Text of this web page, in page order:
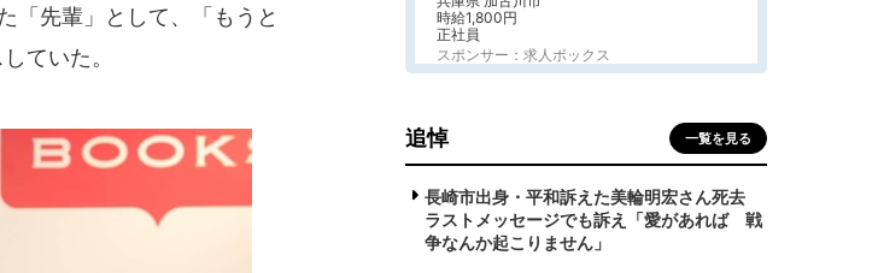
「先輩」として、「もうと
ていた。
時給1,800円
正社員
スポンサー：求人ボックス
追悼 一覧を見る
長崎市出身・平和訴えた美輪明宏さん死去
ラストメッセージでも訴え「愛があれば 戦
争なんか起こりません」